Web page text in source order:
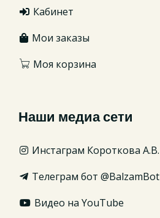
Кабинет
Мои заказы
Моя корзина
Наши медиа сети
Инстаграм Короткова А.В.
Телеграм бот @BalzamBot
Видео на YouTube